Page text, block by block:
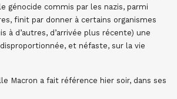
génocide commis par les nazis, parmi
finit par donner à certains organismes
à d’autres, d’arrivée plus récente) une
et néfaste, sur la vie
Macron a fait référence hier soir, dans ses